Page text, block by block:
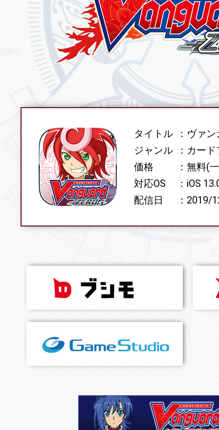
SPECタイトル
ヴァン
ジャンル
カード
価格
無料(
対応OS
iOS
配信日
2019/